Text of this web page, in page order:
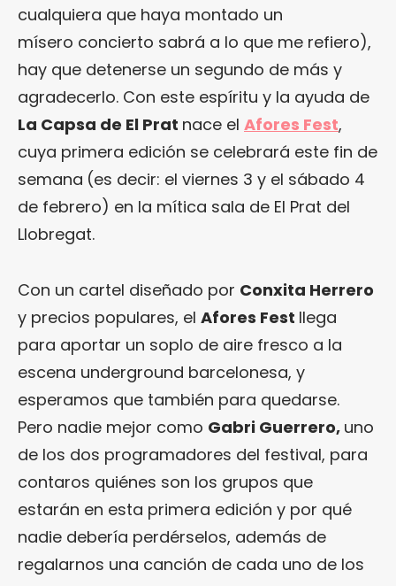
cualquiera que haya montado un
mísero concierto sabrá a lo que me refiero),
hay que detenerse un segundo de más y
agradecerlo. Con este espíritu y la ayuda de
La Capsa de El Prat nace el Afores Fest,
cuya primera edición se celebrará este fin de
semana (es decir: el viernes 3 y el sábado 4
de febrero) en la mítica sala de El Prat del
Llobregat.
Con un cartel diseñado por Conxita Herrero
y precios populares, el Afores Fest llega
para aportar un soplo de aire fresco a la
escena underground barcelonesa, y
esperamos que también para quedarse.
Pero nadie mejor como Gabri Guerrero, uno
de los dos programadores del festival, para
contaros quiénes son los grupos que
estarán en esta primera edición y por qué
nadie debería perdérselos, además de
regalarnos una canción de cada uno de los